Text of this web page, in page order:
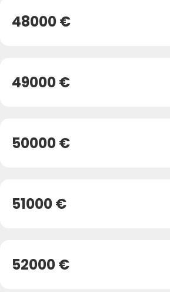
48000 €
49000 €
50000 €
51000 €
52000 €